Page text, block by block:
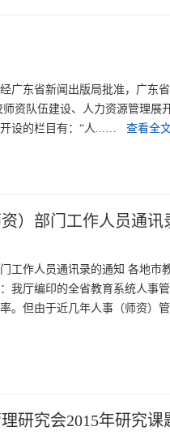
广东省新闻出版局批准，广东
资队伍建设、人力资源管理展
开设的栏目有：“人...… 查看全
）部门工作人员通讯
工作人员通讯录的通知 各地市
我厅编印的全省教育系统人事
。但由于近几年人事（师资）
研究会2015年研究课